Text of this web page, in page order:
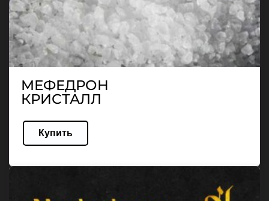
МЕФЕДРОН
КРИСТАЛЛ
Купить